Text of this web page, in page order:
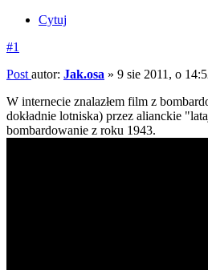
Cytuj
#1
Post autor: Jak.osa » 9 sie 2011, o
W internecie znalazłem film z
dokładnie lotniska) przez alianckie
bombardowanie z roku 1943.